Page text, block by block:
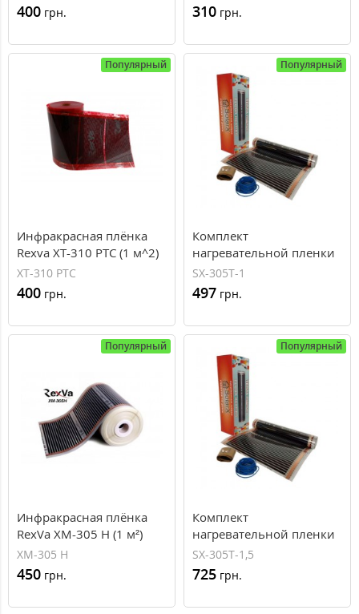
400 грн. 310 грн.
Популярный
Инфракрасная плёнка
Rexva XT-310 PTC (1 м^2)
XT-310 PTC
400 грн.
Популярный
Комплект
нагревательной пленки
SOLARX 1 м^2
SX-305T-1
497 грн.
Популярный
Инфракрасная плёнка
RexVa XM-305 H (1 м²)
XM-305 H
450 грн.
Популярный
Комплект
нагревательной пленки
SOLARX 1,5 м^2
SX-305T-1,5
725 грн.